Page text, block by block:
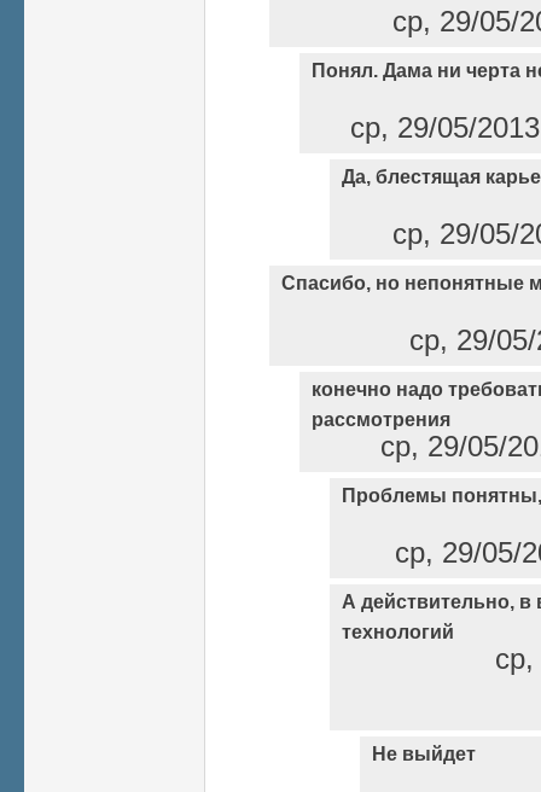
ср, 29/05/
Понял. Дама ни черта
ср, 29/05/
Да, блестящая
ср, 29/05/
Спасибо, но непонятные
ср, 29/
конечно надо
рассмотрения
ср, 29/05/
Проблемы
ср, 29/05/
А действительно,
технологий
Не выйдет